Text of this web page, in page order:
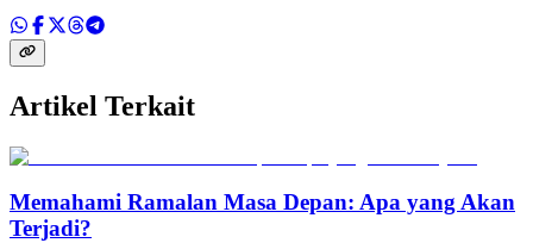
Artikel Terkait
Memahami Ramalan Masa Depan: Apa yang Akan
Terjadi?